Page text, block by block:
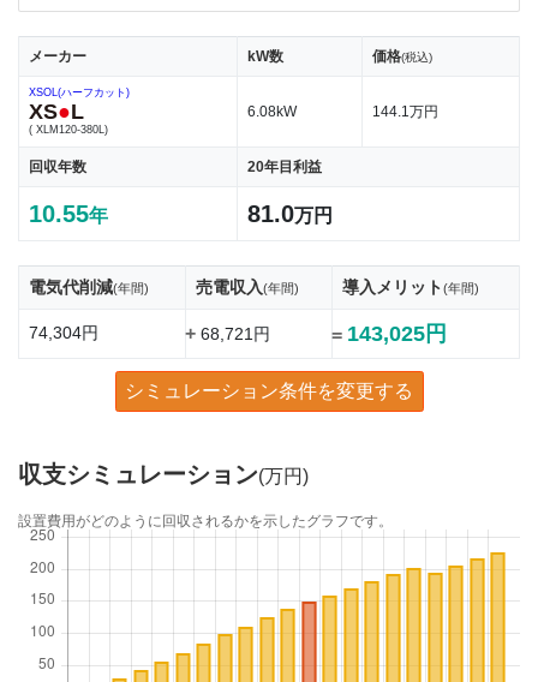
メーカー kW数 価格(税込)
XSOL(ハーフカット)
XS●L
( XLM120-380L)
6.08kW 144.1万円
回収年数 20年目利益
10.55年 81.0万円
電気代削減(年間) 売電収入(年間) 導入メリット(年間)
74,304円 +68,721円 = 143,025円
シミュレーション条件を変更する
収支シミュレーション(万円)
設置費用がどのように回収されるかを示したグラフです。